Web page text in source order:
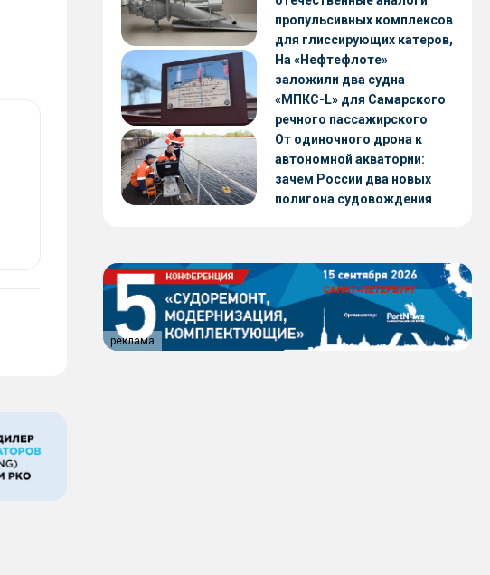
пропульсивных комплексов
для глиссирующих катеров,
скоростных судов и судов с
малой осадкой
На «Нефтефлоте»
заложили два судна
«МПКС-L» для Самарского
речного пассажирского
предприятия
От одиночного дрона к
автономной акватории:
зачем России два новых
полигона судовождения
реклама